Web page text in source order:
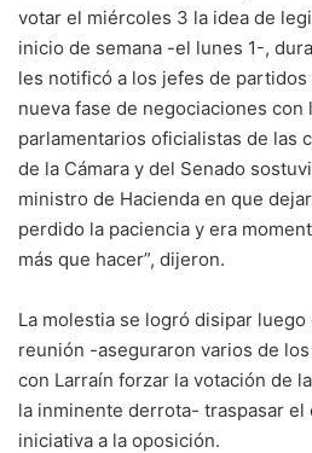
votar el miércoles 3 la idea de
inicio de semana -el lunes 1-,
les notificó a los jefes de
nueva fase de negociaciones
parlamentarios oficialistas de las
de la Cámara y del Senado
ministro de Hacienda en que
perdido la paciencia y era
más que hacer”, dijeron.
La molestia se logró disipar
reunión -aseguraron varios de
con Larraín forzar la votación de
la inminente derrota- traspasar el
iniciativa a la oposición.